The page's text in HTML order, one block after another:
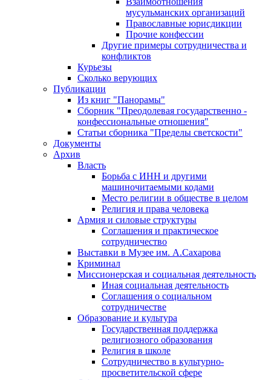
мусульманских организаций
Православные юрисдикции
Прочие конфессии
Другие примеры сотрудничества и
конфликтов
Курьезы
Сколько верующих
Публикации
Из книг "Панорамы"
Сборник "Преодолевая государственно -
конфессиональные отношения"
Статьи сборника "Пределы светскости"
Документы
Архив
Власть
Борьба с ИНН и другими
машиночитаемыми кодами
Место религии в обществе в целом
Религия и права человека
Армия и силовые структуры
Соглашения и практическое
сотрудничество
Выставки в Музее им. А.Сахарова
Криминал
Миссионерская и социальная деятельность
Иная социальная деятельность
Соглашения о социальном
сотрудничестве
Образование и культура
Государственная поддержка
религиозного образования
Религия в школе
Сотрудничество в культурно-
просветительской сфере